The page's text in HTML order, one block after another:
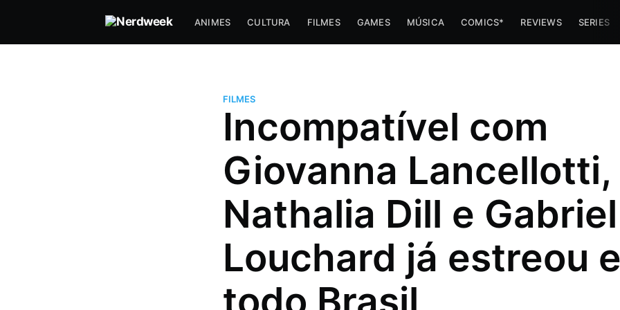
ANIMES CULTURA FILMES GAMES MÚSICA COMICS* REVIEWS SERIES
FILMES
Incompatível com
Giovanna Lancellotti,
Nathalia Dill e Gabriel
Louchard já estreou
Hugo Prudente
Um nerd viciado em música, animes e
series (incluindo tokusatsu) que trabalha
com DevOps a muitos anos e faz umas